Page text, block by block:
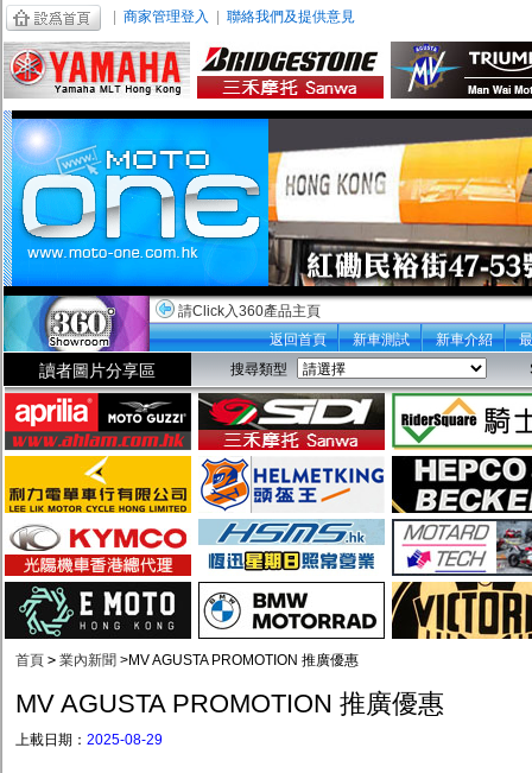
商家管理登入 聯絡我們及提供意見
請Click入360產品主頁
返回首頁
新車測試 新車介紹
讀者圖片分享區 搜尋類型
首頁 > 業內新聞 >MV AGUSTA PROMOTION 推廣優惠
MV AGUSTA PROMOTION 推廣優惠
上載日期： 2025-08-29